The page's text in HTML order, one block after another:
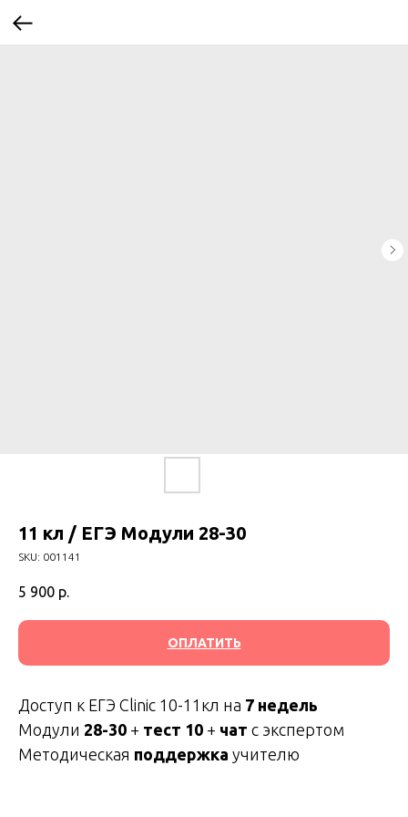
11 кл / ЕГЭ Модули 28-30
SKU: 001141
5 900 р.
ОПЛАТИТЬ
Доступ к ЕГЭ Clinic 10-11кл на 7 недель
Модули 28-30 + тест 10 + чат с экспертом
Методическая поддержка учителю